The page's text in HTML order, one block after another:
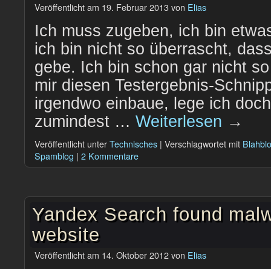
Veröffentlicht am 19. Februar 2013von Elias
Ich muss zugeben, ich bin
ich bin nicht so überrascht,
gebe. Ich bin schon gar nicht
mir diesen Testergebnis-
irgendwo einbaue, lege ich
zumindest … Weiterlesen →
Veröffentlicht unterTechnisches | Verschlagwortet mit
Spamblog | 2 Kommentare
Yandex Search found
website
Veröffentlicht am 14. Oktober 2012von Elias